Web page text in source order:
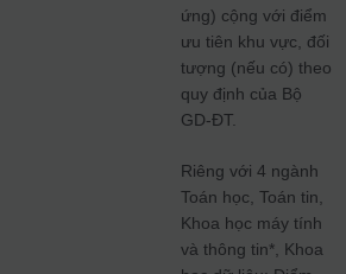
ứng) cộng với điểm
ưu tiên khu vực, đối
tượng (nếu có) theo
quy định của Bộ
GD-ĐT.
Riêng với 4 ngành
Toán học, Toán tin,
Khoa học máy tính
và thông tin*, Khoa